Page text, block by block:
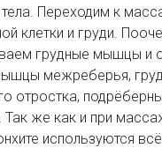
Переходим к
клетки и груди.
грудные мышцы и
межреберья,
отростка,
же как и при
используются